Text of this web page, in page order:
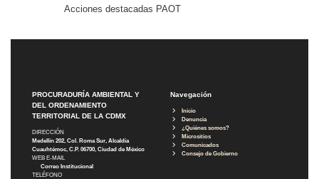
Acciones destacadas PAOT
PROCURADURÍA AMBIENTAL Y
DEL ORDENAMIENTO
TERRITORIAL DE LA CDMX
DIRECCIÓN
Medellín 202, Col. Roma Sur, Alcaldía
Cuauhtémoc, C.P. 06700, Ciudad de México
WEB E-MAIL
Correo Institucional
TELÉFONO
Navegación
Inicio
Denuncia
¿Quiénes somos?
Micrositios
Comunicados
Consejo de Gobierno